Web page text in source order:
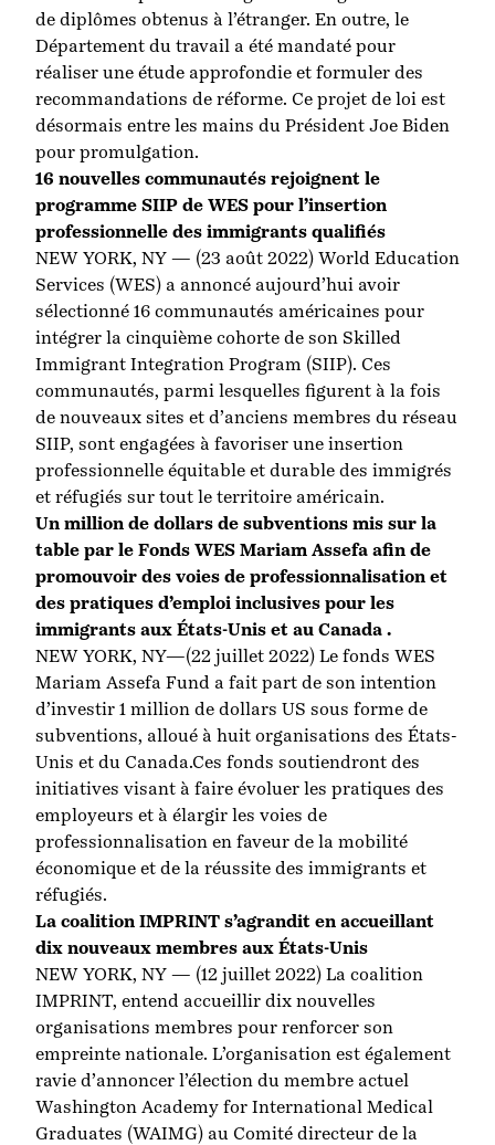
de diplômes obtenus à l’étranger. En outre, le
Département du travail a été mandaté pour
réaliser une étude approfondie et formuler des
recommandations de réforme. Ce projet de loi est
désormais entre les mains du Président Joe Biden
pour promulgation.
16 nouvelles communautés rejoignent le
programme SIIP de WES pour l’insertion
professionnelle des immigrants qualifiés
NEW YORK, NY — (23 août 2022) World Education
Services (WES) a annoncé aujourd’hui avoir
sélectionné 16 communautés américaines pour
intégrer la cinquième cohorte de son Skilled
Immigrant Integration Program (SIIP). Ces
communautés, parmi lesquelles figurent à la fois
de nouveaux sites et d’anciens membres du réseau
SIIP, sont engagées à favoriser une insertion
professionnelle équitable et durable des immigrés
et réfugiés sur tout le territoire américain.
Un million de dollars de subventions mis sur la
table par le Fonds WES Mariam Assefa afin de
promouvoir des voies de professionnalisation et
des pratiques d’emploi inclusives pour les
immigrants aux États-Unis et au Canada .
NEW YORK, NY—(22 juillet 2022) Le fonds WES
Mariam Assefa Fund a fait part de son intention
d’investir 1 million de dollars US sous forme de
subventions, alloué à huit organisations des États-
Unis et du Canada.Ces fonds soutiendront des
initiatives visant à faire évoluer les pratiques des
employeurs et à élargir les voies de
professionnalisation en faveur de la mobilité
économique et de la réussite des immigrants et
réfugiés.
La coalition IMPRINT s’agrandit en accueillant
dix nouveaux membres aux États-Unis
NEW YORK, NY — (12 juillet 2022) La coalition
IMPRINT, entend accueillir dix nouvelles
organisations membres pour renforcer son
empreinte nationale. L’organisation est également
ravie d’annoncer l’élection du membre actuel
Washington Academy for International Medical
Graduates (WAIMG) au Comité directeur de la